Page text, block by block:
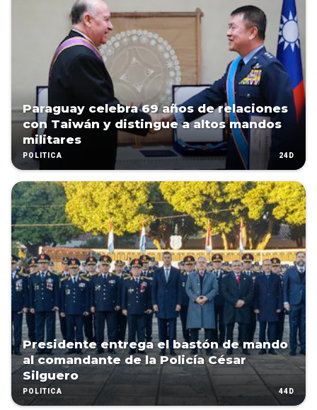
Paraguay celebra 69 años de relaciones
con Taiwán y distingue a altos mandos
militares
POLÍTICA 24D
Presidente entrega el bastón de mando
al comandante de la Policía César
Silguero
POLÍTICA 44D